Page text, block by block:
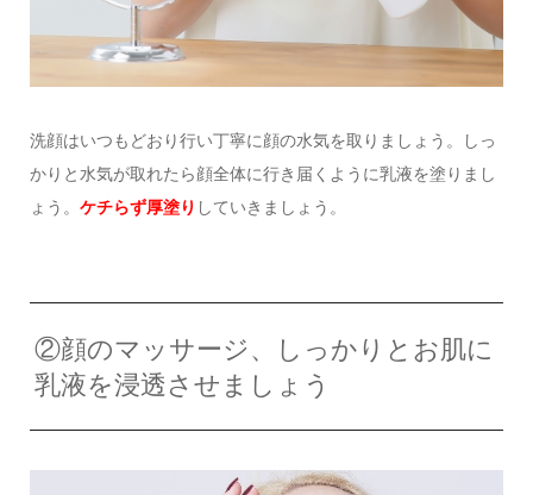
洗顔はいつもどおり行い丁寧に顔の水気を取りましょう。しっ
かりと水気が取れたら顔全体に行き届くように乳液を塗りまし
ょう。 ケチらず厚塗り していきましょう。
②顔のマッサージ、しっかりとお肌に
乳液を浸透させましょう